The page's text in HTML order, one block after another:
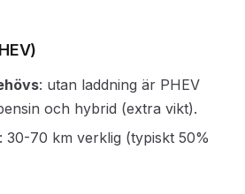
: utan laddning är PHEV
och hybrid (extra vikt).
: 30-70 km verklig (typiskt 50%